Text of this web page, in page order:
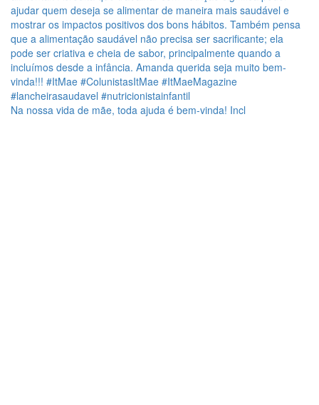
Na nossa vida de mãe, toda ajuda é bem-vinda! Incl